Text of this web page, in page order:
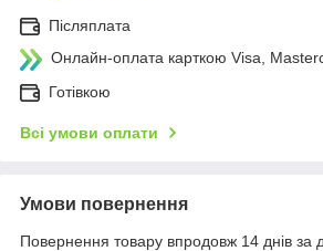
Післяплата
Онлайн-оплата карткою Visa,
Готівкою
Всі умови оплати
Умови повернення
Повернення товару впродовж 14 днів за